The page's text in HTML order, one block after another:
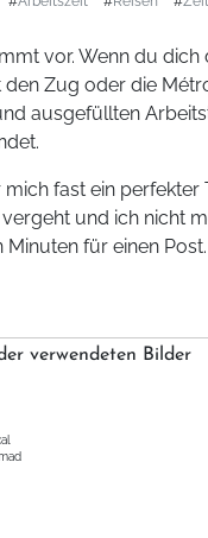
vor. Wenn du
Zug oder die
ausgefüllten
mich fast ein perfekter
und ich nicht
Minuten für einen Post.
verwendeten Bilder